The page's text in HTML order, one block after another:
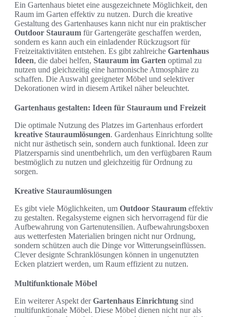
Ein Gartenhaus bietet eine ausgezeichnete Möglichkeit, den
Raum im Garten effektiv zu nutzen. Durch die kreative
Gestaltung des Gartenhauses kann nicht nur ein praktischer
Outdoor Stauraum für Gartengeräte geschaffen werden,
sondern es kann auch ein einladender Rückzugsort für
Freizeitaktivitäten entstehen. Es gibt zahlreiche Gartenhaus
Ideen, die dabei helfen, Stauraum im Garten optimal zu
nutzen und gleichzeitig eine harmonische Atmosphäre zu
schaffen. Die Auswahl geeigneter Möbel und selektiver
Dekorationen wird in diesem Artikel näher beleuchtet.
Gartenhaus gestalten: Ideen für Stauraum und Freizeit
Die optimale Nutzung des Platzes im Gartenhaus erfordert
kreative Stauraumlösungen. Gardenhaus Einrichtung sollte
nicht nur ästhetisch sein, sondern auch funktional. Ideen zur
Platzersparnis sind unentbehrlich, um den verfügbaren Raum
bestmöglich zu nutzen und gleichzeitig für Ordnung zu
sorgen.
Kreative Stauraumlösungen
Es gibt viele Möglichkeiten, um Outdoor Stauraum effektiv
zu gestalten. Regalsysteme eignen sich hervorragend für die
Aufbewahrung von Gartenutensilien. Aufbewahrungsboxen
aus wetterfesten Materialien bringen nicht nur Ordnung,
sondern schützen auch die Dinge vor Witterungseinflüssen.
Clever designte Schranklösungen können in ungenutzten
Ecken platziert werden, um Raum effizient zu nutzen.
Multifunktionale Möbel
Ein weiterer Aspekt derGartenhaus Einrichtung sind
multifunktionale Möbel. Diese Möbel dienen nicht nur als